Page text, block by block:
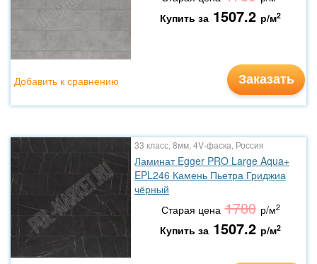
Купить за 1507.2 р/м2
Заказать
Добавить к сравнению
33 класс, 8мм, 4V-фаска, Россия
Ламинат Egger PRO Large Aqua+
EPL246 Камень Пьетра Гриджиа
чёрный
Старая цена 1780 р/м2
Купить за 1507.2 р/м2